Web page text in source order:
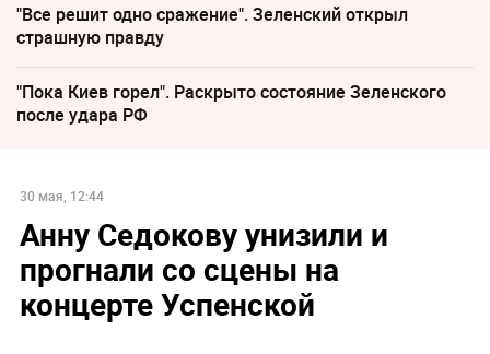
"Все решит одно сражение". Зеленский открыл
страшную правду
"Пока Киев горел". Раскрыто состояние Зеленского
после удара РФ
30 мая, 12:44
Анну Седокову унизили и
прогнали со сцены на
концерте Успенской